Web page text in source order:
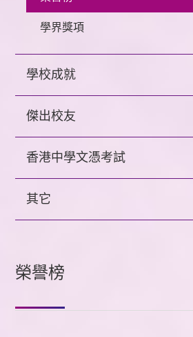
學界獎項
學校成就
傑出校友
香港中學文憑考試
其它
榮譽榜